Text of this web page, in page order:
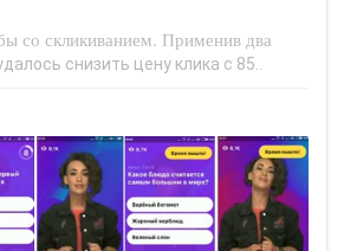
со скликиванием. Применив два
снизить цену клика с 85..